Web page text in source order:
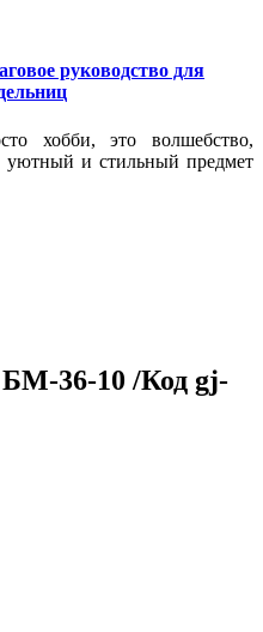
руководство для
хобби, это волшебство,
и стильный предмет
36-10 /Код gj-